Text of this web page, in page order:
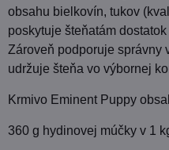
obsahu bielkovín, tukov
poskytuje šteňatám
Zároveň podporuje správny
udržuje šteňa vo výbornej
Krmivo Eminent Puppy
360 g hydinovej múčky v 1